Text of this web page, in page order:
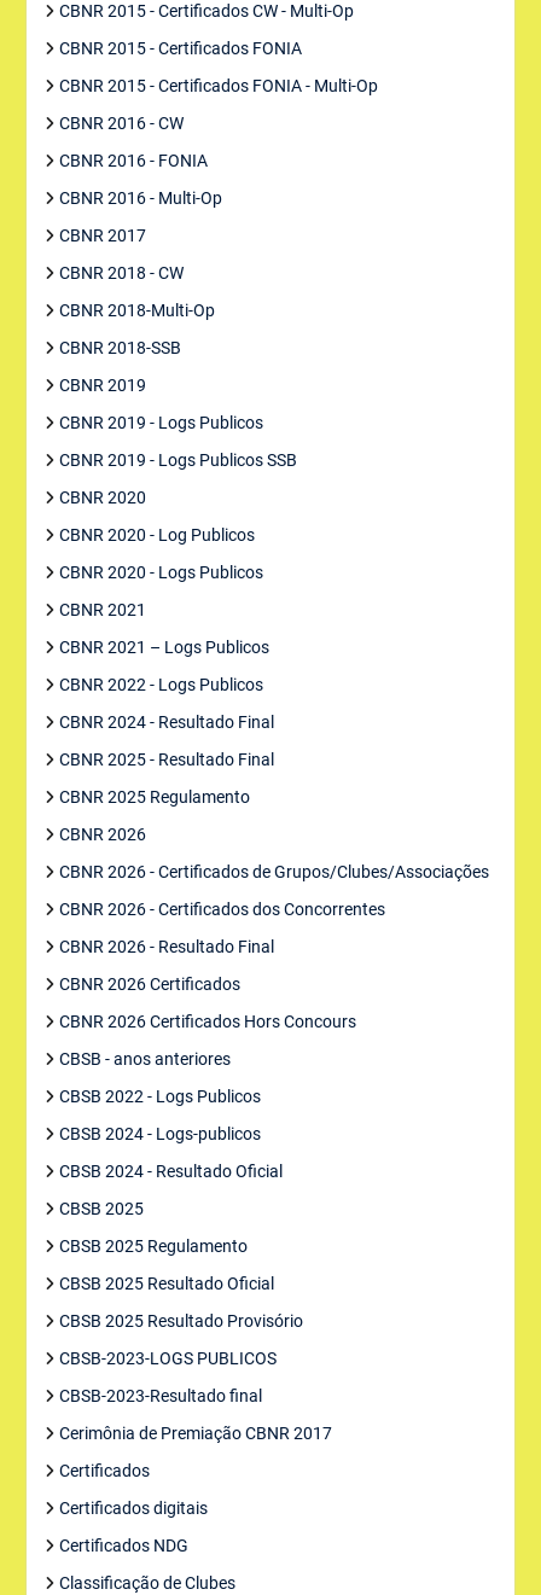
CBNR 2015 - Certificados CW - Multi-Op
CBNR 2015 - Certificados FONIA
CBNR 2015 - Certificados FONIA - Multi-Op
CBNR 2016 - CW
CBNR 2016 - FONIA
CBNR 2016 - Multi-Op
CBNR 2017
CBNR 2018 - CW
CBNR 2018-Multi-Op
CBNR 2018-SSB
CBNR 2019
CBNR 2019 - Logs Publicos
CBNR 2019 - Logs Publicos SSB
CBNR 2020
CBNR 2020 - Log Publicos
CBNR 2020 - Logs Publicos
CBNR 2021
CBNR 2021 – Logs Publicos
CBNR 2022 - Logs Publicos
CBNR 2024 - Resultado Final
CBNR 2025 - Resultado Final
CBNR 2025 Regulamento
CBNR 2026
CBNR 2026 - Certificados de Grupos/Clubes/Associações
CBNR 2026 - Certificados dos Concorrentes
CBNR 2026 - Resultado Final
CBNR 2026 Certificados
CBNR 2026 Certificados Hors Concours
CBSB - anos anteriores
CBSB 2022 - Logs Publicos
CBSB 2024 - Logs-publicos
CBSB 2024 - Resultado Oficial
CBSB 2025
CBSB 2025 Regulamento
CBSB 2025 Resultado Oficial
CBSB 2025 Resultado Provisório
CBSB-2023-LOGS PUBLICOS
CBSB-2023-Resultado final
Cerimônia de Premiação CBNR 2017
Certificados
Certificados digitais
Certificados NDG
Classificação de Clubes